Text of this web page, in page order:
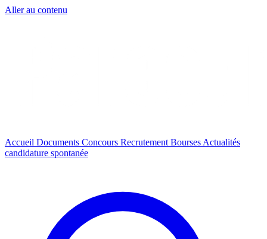
Aller au contenu
Accueil Documents Concours Recrutement Bourses Actualités
candidature spontanée